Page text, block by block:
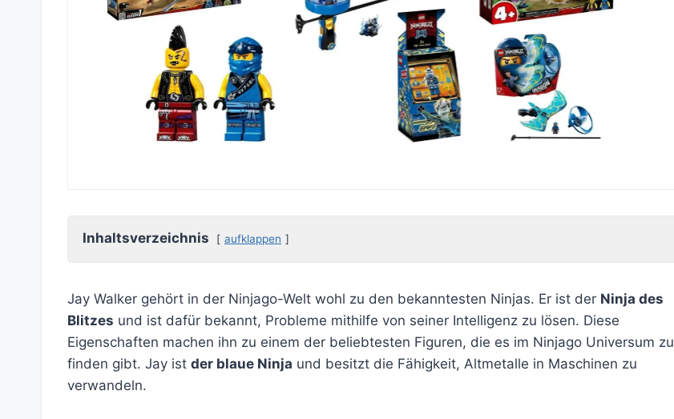
Inhaltsverzeichnis aufklappen
Jay Walker gehört in der Ninjago-Welt wohl zu den bekanntesten Ninjas. Er ist der Ninja des
Blitzes und ist dafür bekannt, Probleme mithilfe von seiner Intelligenz zu lösen. Diese
Eigenschaften machen ihn zu einem der beliebtesten Figuren, die es im Ninjago Universum zu
finden gibt. Jay ist der blaue Ninja und besitzt die Fähigkeit, Altmetalle in Maschinen zu
verwandeln.